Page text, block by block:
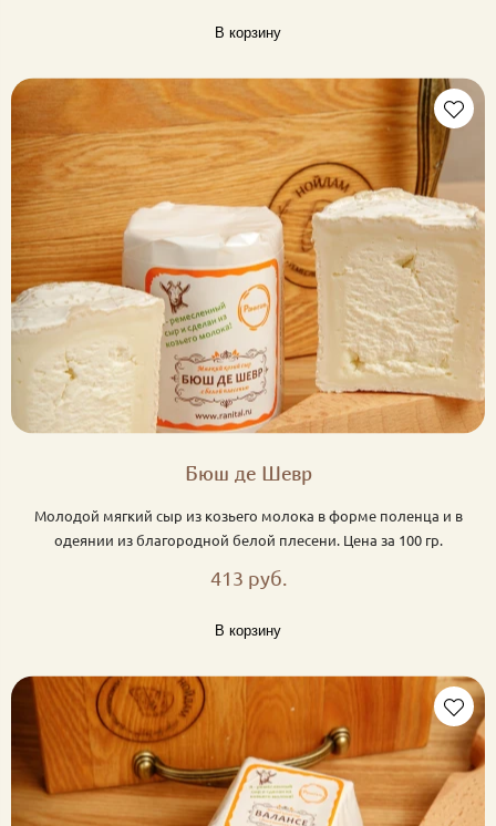
В корзину
Бюш де Шевр
Молодой мягкий сыр из козьего молока в форме поленца и в
одеянии из благородной белой плесени. Цена за 100 гр.
413 руб.
В корзину